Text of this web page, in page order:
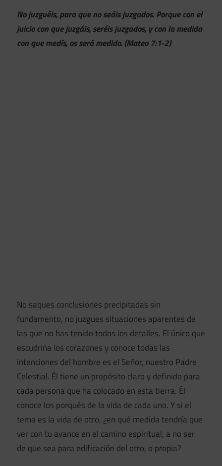
No juzguéis, para que no seáis juzgados. Porque con el
juicio con que juzgáis, seréis juzgados, y con la medida
con que medís, os será medido. (Mateo 7:1-2)
No saques conclusiones precipitadas sin
fundamento, no juzgues situaciones aparentes de
las que no has tenido todos los detalles. El único que
escudriña los corazones y conoce todas las
intenciones del hombre es el Señor, nuestro Padre
Celestial. Él tiene un propósito claro y definido para
cada persona que ha colocado en esta tierra. Él
conoce los porqués de la vida de cada uno. Y si el
tema es la vida de otro, ¿en qué medida tendría que
ver con tu avance en el camino espiritual, a no ser
de que sea para edificación del otro, o propia?